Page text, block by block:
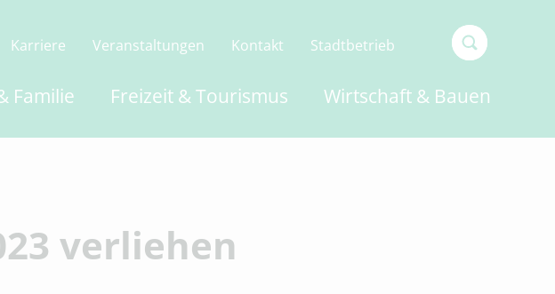
Familie Freizeit & Tourismus Wirtschaft & Bauen
Karriere Veranstaltungen Kontakt
Stadtbetrieb
more
for
verliehen